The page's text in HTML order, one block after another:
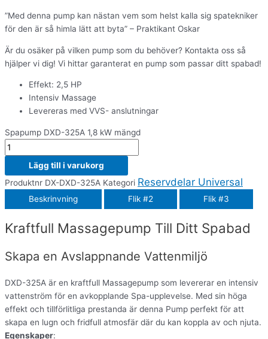
”Med denna pump kan nästan vem som helst kalla sig spatekniker
för den är så himla lätt att byta” – Praktikant Oskar
Är du osäker på vilken pump som du behöver? Kontakta oss så
hjälper vi dig! Vi hittar garanterat en pump som passar ditt spabad!
Effekt: 2,5 HP
Intensiv Massage
Levereras med VVS- anslutningar
Spapump DXD-325A 1,8 kW mängd
Lägg till i varukorg
Produktnr DX-DXD-325A Kategori Reservdelar Universal
Beskrinvning Flik #2 Flik #3
Kraftfull Massagepump Till Ditt Spabad
Skapa en Avslappnande Vattenmiljö
DXD-325A är en kraftfull Massagepump som levererar en intensiv
vattenström för en avkopplande Spa-upplevelse. Med sin höga
effekt och tillförlitliga prestanda är denna Pump perfekt för att
skapa en lugn och fridfull atmosfär där du kan koppla av och njuta.
Egenskaper: